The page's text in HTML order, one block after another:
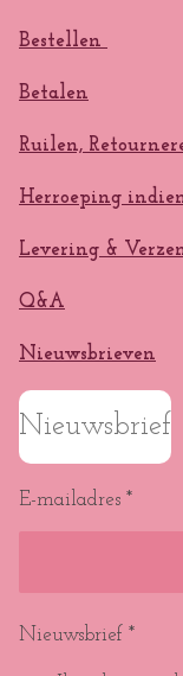
Bestellen
Betalen
Ruilen,
Herroeping
Levering &
Q&A
Nieuwsbrieven
Nieuwsbrief
E-mailadres *
Nieuwsbrief *